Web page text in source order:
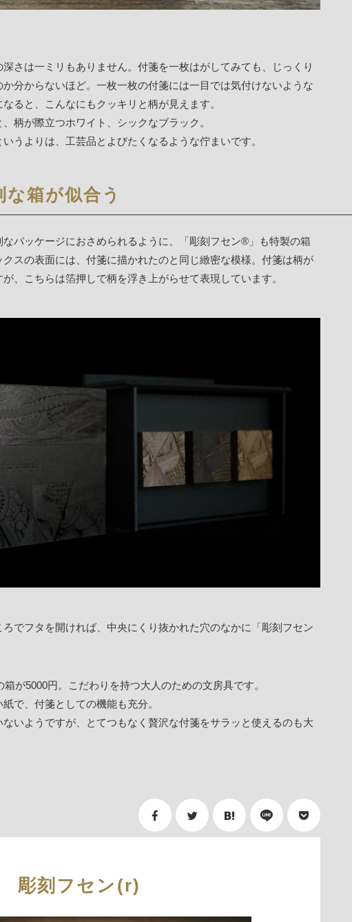
さは一ミリもありません。付箋を一枚はがしてみても、じっくり
分からないほど。一枚一枚の付箋には一目では気付けないような
ると、こんなにもクッキリと柄が見えます。
柄が際立つホワイト、シックなブラック。
うよりは、工芸品とよびたくなるような佇まいです。
箱が似合う
パッケージにおさめられるように、「彫刻フセン®」も特製の箱
スの表面には、付箋に描かれたのと同じ緻密な模様。付箋は柄が
、こちらは箔押しで柄を浮き上がらせて表現しています。
でフタを開ければ、中央にくり抜かれた穴のなかに「彫刻フセン
が5000円。こだわりを持つ大人のための文房具です。
で、付箋としての機能も充分。
いようですが、とてつもなく贅沢な付箋をサラッと使えるのも大
彫刻フセン(r)